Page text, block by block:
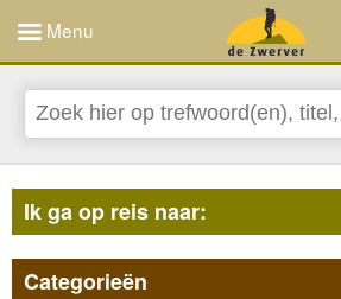
Menu
Ik ga op reis naar:
Categorieën